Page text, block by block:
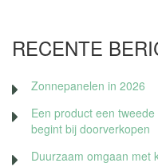
RECENTE
Zonnepanelen in 2026
Een product een
begint bij doorverkopen
Duurzaam omgaan met